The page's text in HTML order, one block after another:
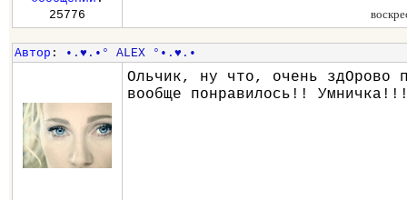
25776
Автор : •.♥.•° ALEX °•.♥.•
Ольчик, ну что, очень здОрово
вообще понравилось!!